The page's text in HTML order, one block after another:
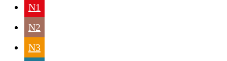
N1
N2
N3